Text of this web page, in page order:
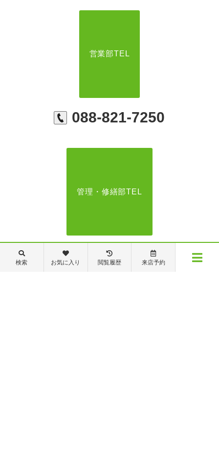
営業部TEL
088-821-7250
管理・修繕部TEL
088-821-7272
検索 お気に入り 閲覧履歴 来店予約